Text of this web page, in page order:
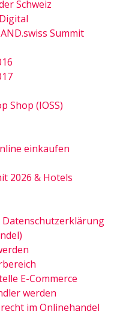
Schweiz
Summit
Shop (IOSS)
einkaufen
2026 & Hotels
Datenschutzerklärung
E-Commerce
werden
im Onlinehandel